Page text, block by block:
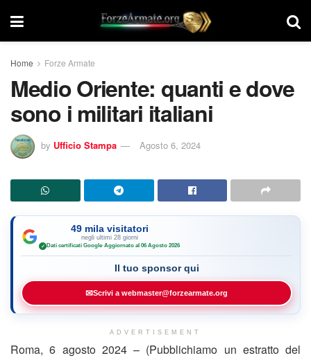
Home Forze Armate
Medio Oriente: quanti e dove
sono i militari italiani
by Ufficio Stampa Agosto 6, 2024
49 mila visitatori
negli ultimi 28 giorni
✓ Dati certificati Google·Aggiornato al 06 Agosto 2026
Il tuo sponsor qui
✉Scrivi a webmaster@forzearmate.org
ADVERTISEMENT
Roma, 6 agosto 2024 – (Pubblichiamo un estratto del